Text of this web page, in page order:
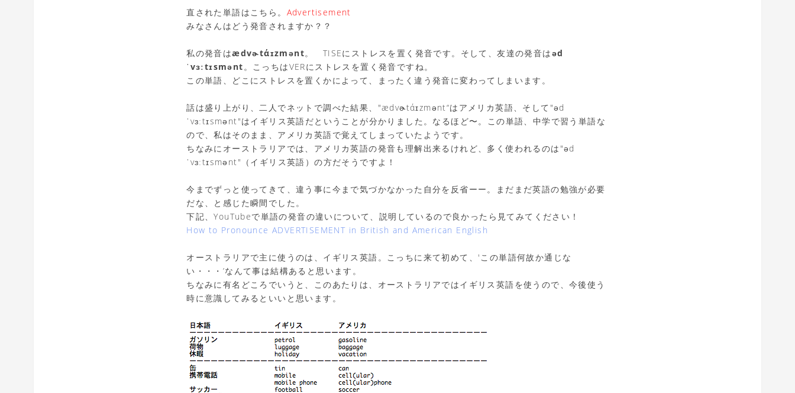
直された単語はこちら。 Advertisement
みなさんはどう発音されますか？？
私の発音はædvɚtάɪzmənt。 TISEにストレスを置く発音です。そして、友達の発音はəd
ˈvɜːtɪsmənt。こっちはVERにストレスを置く発音ですね。
この単語、どこにストレスを置くかによって、まったく違う発音に変わってしまいます。
話は盛り上がり、二人でネットで調べた結果、"ædvɚtάɪzmənt“はアメリカ英語、そして"əd
ˈvɜːtɪsmənt"はイギリス英語だということが分かりました。なるほど〜。この単語、中学で習う単語な
ので、私はそのまま、アメリカ英語で覚えてしまっていたようです。
ちなみにオーストラリアでは、アメリカ英語の発音も理解出来るけれど、多く使われるのは"əd
ˈvɜːtɪsmənt"（イギリス英語）の方だそうですよ！
今までずっと使ってきて、違う事に今まで気づかなかった自分を反省ーー。まだまだ英語の勉強が必要
だな、と感じた瞬間でした。
下記、YouTubeで単語の発音の違いについて、説明しているので良かったら見てみてください！
How to Pronounce ADVERTISEMENT in British and American English
オーストラリアで主に使うのは、イギリス英語。こっちに来て初めて、'この単語何故か通じな
い・・・’なんて事は結構あると思います。
ちなみに有名どころでいうと、このあたりは、オーストラリアではイギリス英語を使うので、今後使う
時に意識してみるといいと思います。